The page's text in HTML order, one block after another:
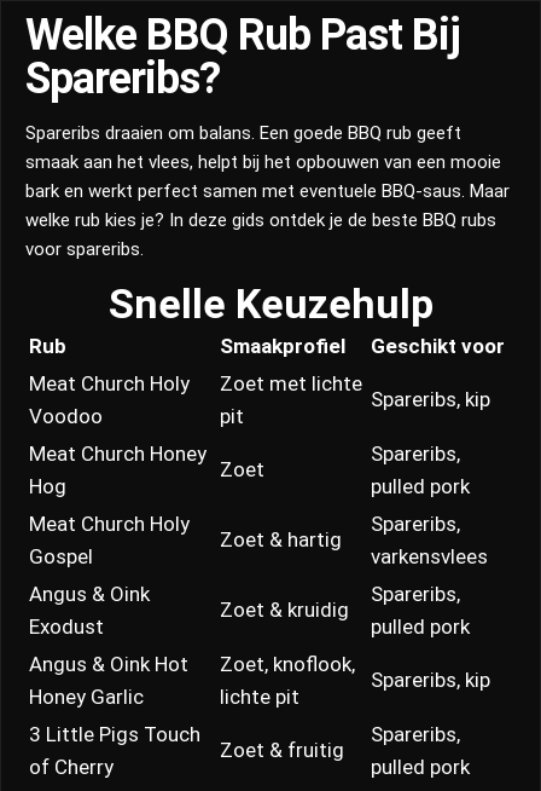
Welke BBQ Rub Past Bij
Spareribs?
Spareribs draaien om balans. Een goede BBQ rub geeft
smaak aan het vlees, helpt bij het opbouwen van een mooie
bark en werkt perfect samen met eventuele BBQ-saus. Maar
welke rub kies je? In deze gids ontdek je de beste BBQ rubs
voor spareribs.
Snelle Keuzehulp
Rub Smaakprofiel
Geschikt voor
Meat Church Holy
Voodoo
Zoet met lichte
pit
Spareribs, kip
Meat Church Honey
Hog
Zoet
Spareribs,
pulled pork
Meat Church Holy
Gospel
Zoet & hartig
Spareribs,
varkensvlees
Angus & Oink
Exodust
Zoet & kruidig
Spareribs,
pulled pork
Angus & Oink Hot
Honey Garlic
Zoet, knoflook,
lichte pit
Spareribs, kip
3 Little Pigs Touch
of Cherry
Zoet & fruitig
Spareribs,
pulled pork